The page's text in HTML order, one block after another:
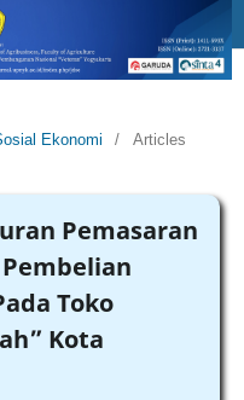
Ekonomi
/ Articles
Pemasaran
Toko
Kota